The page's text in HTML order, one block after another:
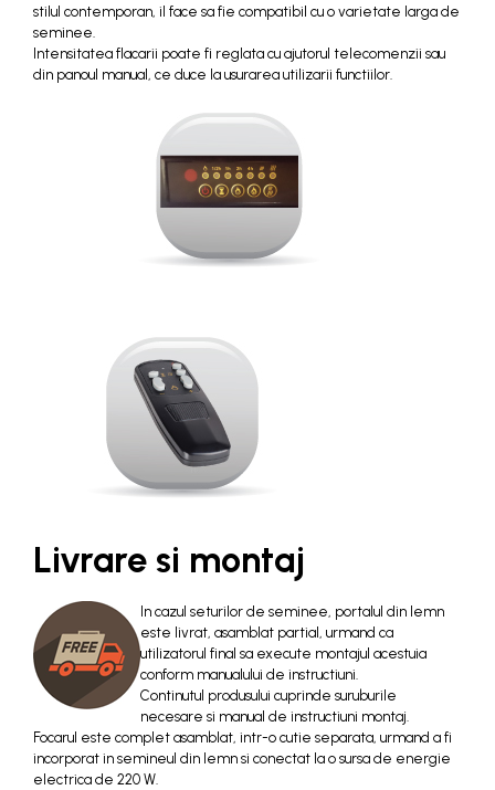
stilul contemporan, il face sa fie compatibil cu o varietate larga de
seminee.
Intensitatea flacarii poate fi reglata cu ajutorul telecomenzii sau
din panoul manual, ce duce la usurarea utilizarii functiilor.
Livrare si montaj
In cazul seturilor de seminee, portalul din lemn
este livrat, asamblat partial, urmand ca
utilizatorul final sa execute montajul acestuia
conform manualului de instructiuni.
Continutul produsului cuprinde suruburile
necesare si manual de instructiuni montaj.
Focarul este complet asamblat, intr-o cutie separata, urmand a fi
incorporat in semineul din lemn si conectat la o sursa de energie
electrica de 220 W.